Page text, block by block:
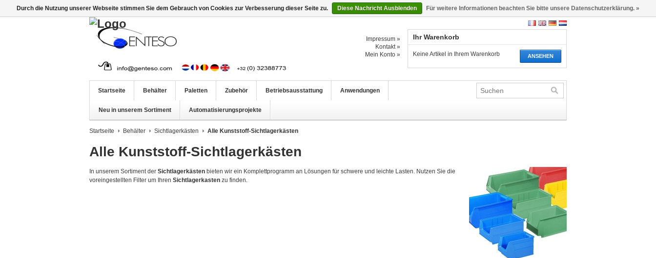
Impressum »
Kontakt »
Mein Konto »
Ihr Warenkorb
ANSEHEN
Keine Artikel in Ihrem Warenkorb
Startseite Behälter Paletten Zubehör Betriebsausstattung Anwendungen
Neu in unserem Sortiment Automatisierungsprojekte
Startseite Behälter Sichtlagerkästen Alle Kunststoff-Sichtlagerkästen
Alle Kunststoff-Sichtlagerkästen
In unserem Sortiment der Sichtlagerkästen bieten wir ein Komplettprogramm an Lösungen für schwere und leichte Lasten. Nutzen Sie die
voreingestellten Filter um Ihren Sichtlagerkasten zu finden.
Durch die Nutzung unserer Webseite stimmen Sie dem Gebrauch von Cookies zur Verbesserung dieser Seite zu. Diese Nachricht Ausblenden Für weitere Informationen beachten Sie bitte unsere Datenschutzerklärung. »